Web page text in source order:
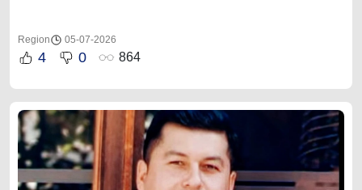
Region 05-07-2026
4 0 864